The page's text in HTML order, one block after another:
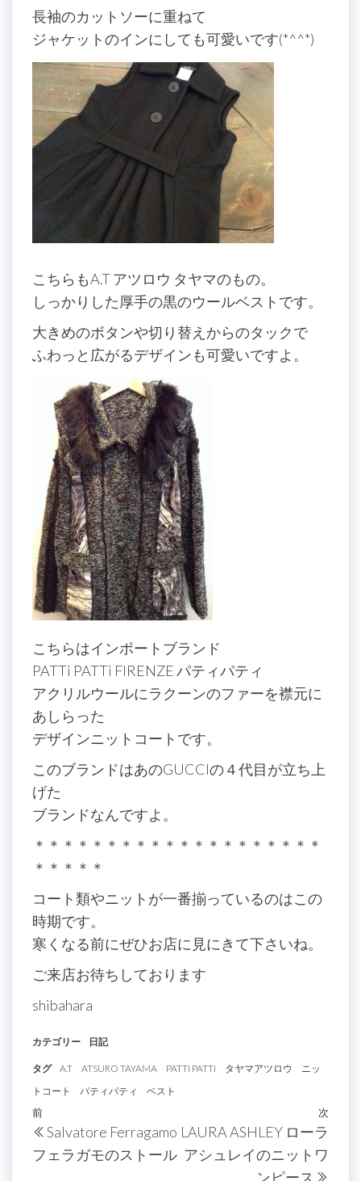
長袖のカットソーに重ねて
ジャケットのインにしても可愛いです(*^^*)
こちらもA.T アツロウ タヤマのもの。
しっかりした厚手の黒のウールベストです。
大きめのボタンや切り替えからのタックで
ふわっと広がるデザインも可愛いですよ。
こちらはインポートブランド
PATTi PATTi FIRENZE パティパティ
アクリルウールにラクーンのファーを襟元に
あしらった
デザインニットコートです。
このブランドはあのGUCCIの４代目が立ち上
げた
ブランドなんですよ。
＊＊＊＊＊＊＊＊＊＊＊＊＊＊＊＊＊＊＊＊
＊＊＊＊＊
コート類やニットが一番揃っているのはこの
時期です。
寒くなる前にぜひお店に見にきて下さいね。
ご来店お待ちしております
shibahara
カテゴリー 日記
タグ A.T ATSURO TAYAMA PATTI PATTI タヤマアツロウ
ニッ
トコート
パティパティ ベスト
投
稿
ナ
過
去
の
前
Salvatore Ferragamo
フェラガモのストール
次
次
LAURA ASHLEY ローラ
アシュレイのニットワ
ンピース